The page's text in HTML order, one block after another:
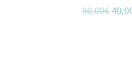
80,00€El